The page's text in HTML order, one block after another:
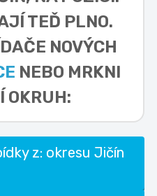
TEĎ PLNO.
NOVÝCH
NEBO MRKNI
OKRUH:
z: okresu Jičín